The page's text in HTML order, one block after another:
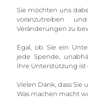
Sie möchten uns
voranzutreiben
Veränderungen zu
Egal, ob Sie ein
jede Spende,
Ihre Unterstützung ist
Vielen Dank, dass Sie
Was machen macht